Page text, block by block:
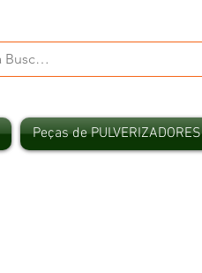
Peças de PULVERIZADORES